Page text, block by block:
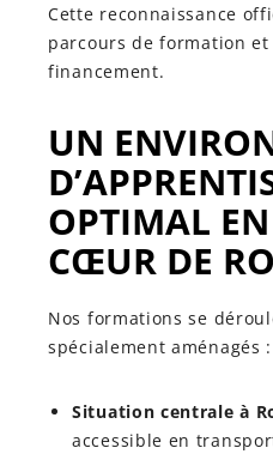
Cette reconnaissance
parcours de formation
financement.
UN
OPTIMAL
CŒUR DE
Nos formations se
spécialement aménagés :
Situation centrale à
accessible en